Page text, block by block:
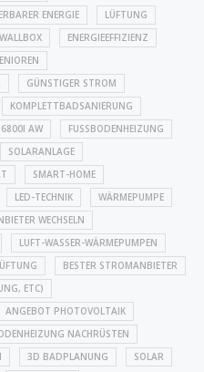
ENERGIE
LÜFTUNG
WALLBOX
ENERGIEEFFIZIENZ
GÜNSTIGER STROM
KOMPLETTBADSANIERUNG
6800I AW
FUSSBODENHEIZUNG
SOLARANLAGE
SMART-HOME
LED-TECHNIK
WÄRMEPUMPE
WECHSELN
LUFT-WASSER-WÄRMEPUMPEN
BESTER STROMANBIETER
ETC)
ANGEBOT PHOTOVOLTAIK
NACHRÜSTEN
3D BADPLANUNG
SOLAR